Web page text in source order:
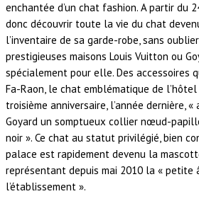
enchantée d’un chat fashion. A partir du
donc découvrir toute la vie du chat
l’inventaire de sa garde-robe, sans
prestigieuses maisons Louis Vuitton ou
spécialement pour elle. Des accessoires
Fa-Raon, le chat emblématique de
troisième anniversaire, l’année dernière,
Goyard un somptueux collier nœud-
noir ». Ce chat au statut privilégié, bien
palace est rapidement devenu la
représentant depuis mai 2010 la « petite
l’établissement ».